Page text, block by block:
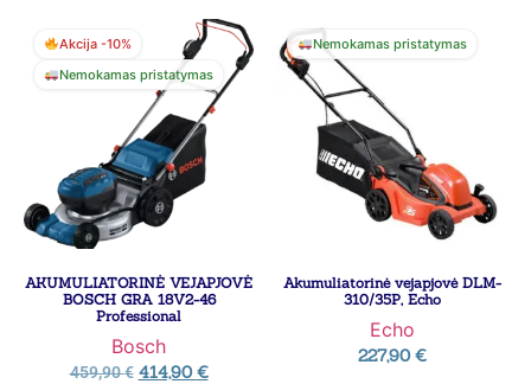
Akcija -10%
Nemokamas pristatymas
AKUMULIATORINĖ VEJAPJOVĖ
BOSCH GRA 18V2-46
Professional
Bosch
459,90€ 414,90€
Nemokamas pristatymas
Akumuliatorinė vejapjovė DLM-
310/35P, Echo
Echo
227,90€